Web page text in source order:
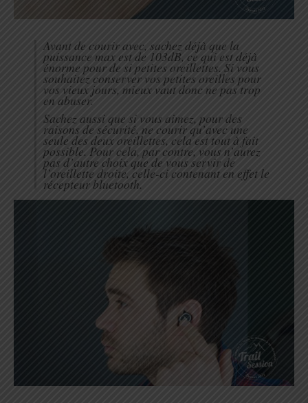
Avant de courir avec, sachez déjà que la
puissance max est de 103dB, ce qui est déjà
énorme pour de si petites oreillettes. Si vous
souhaitez conserver vos petites oreilles pour
vos vieux jours, mieux vaut donc ne pas trop
en abuser.
Sachez aussi que si vous aimez, pour des
raisons de sécurité, ne courir qu’avec une
seule des deux oreillettes, cela est tout à fait
possible. Pour cela, par contre, vous n’aurez
pas d’autre choix que de vous servir de
l’oreillette droite, celle-ci contenant en effet le
récepteur bluetooth.